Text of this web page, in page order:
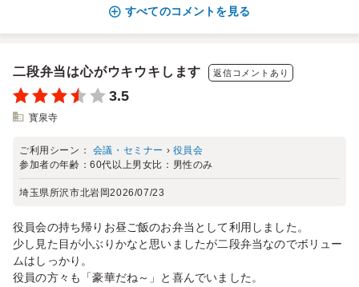
すべてのコメントを見る
二段弁当は心がウキウキします 返信コメントあり
3.5
寳泉寺
ご利用シーン： 会議・セミナー › 役員会
参加者の年齢：60代以上男女比： 男性のみ
埼玉県所沢市北岩岡2026/07/23
役員会の持ち帰りお昼ご飯のお弁当として利用しました。
少し見た目が小ぶりかなと思いましたが二段弁当なのでボリュー
ムはしっかり。
役員の方々も「豪華だね～」と喜んでいました。